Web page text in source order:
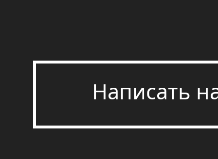
Написать